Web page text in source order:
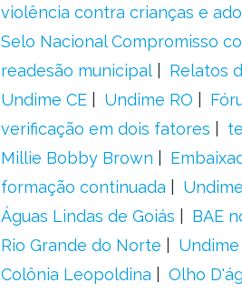
violência contra crianças e
Selo Nacional Compromisso
readesão municipal
Relatos
Undime CE
Undime RO
verificação em dois fatores
Millie Bobby Brown
formação continuada
Águas Lindas de Goiás
BAE
Rio Grande do Norte
Undime
Colônia Leopoldina
Olho